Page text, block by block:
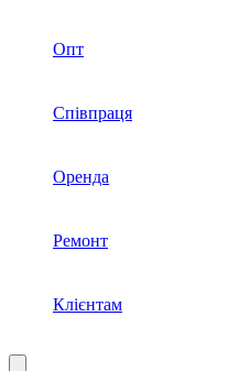
Опт
Співпраця
Оренда
Ремонт
Клієнтам